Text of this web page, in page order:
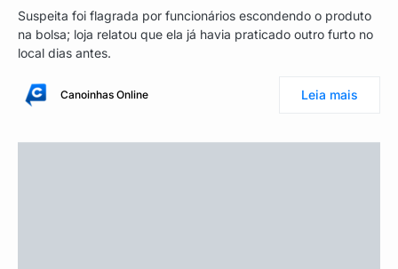
Suspeita foi flagrada por funcionários escondendo o produto
na bolsa; loja relatou que ela já havia praticado outro furto no
local dias antes.
Canoinhas Online Leia mais